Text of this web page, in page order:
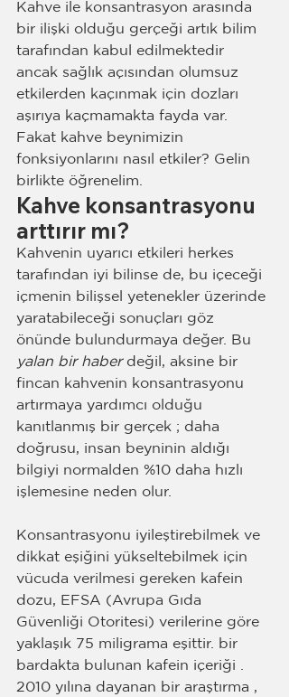
Kahve ile konsantrasyon arasında
bir ilişki olduğu gerçeği artık bilim
tarafından kabul edilmektedir
ancak sağlık açısından olumsuz
etkilerden kaçınmak için dozları
aşırıya kaçmamakta fayda var.
Fakat kahve beynimizin
fonksiyonlarını nasıl etkiler? Gelin
birlikte öğrenelim.
Kahve konsantrasyonu
arttırır mı?
Kahvenin uyarıcı etkileri herkes
tarafından iyi bilinse de, bu içeceği
içmenin bilişsel yetenekler üzerinde
yaratabileceği sonuçları göz
önünde bulundurmaya değer. Bu
yalan bir haber değil, aksine bir
fincan kahvenin konsantrasyonu
artırmaya yardımcı olduğu
kanıtlanmış bir gerçek ; daha
doğrusu, insan beyninin aldığı
bilgiyi normalden %10 daha hızlı
işlemesine neden olur.
Konsantrasyonu iyileştirebilmek ve
dikkat eşiğini yükseltebilmek için
vücuda verilmesi gereken kafein
dozu, EFSA (Avrupa Gıda
Güvenliği Otoritesi) verilerine göre
yaklaşık 75 miligrama eşittir. bir
bardakta bulunan kafein içeriği .
2010 yılına dayanan bir araştırma ,